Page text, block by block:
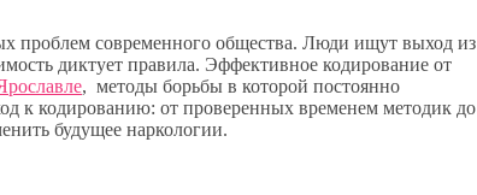
проблем современного общества. Люди ищут выход из
диктует правила. Эффективное кодирование от
, методы борьбы в которой постоянно
к кодированию: от проверенных временем методик до
будущее наркологии.